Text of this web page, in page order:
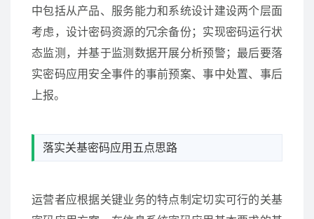
中包括从产品、服务能力和系统设计建设两个层面
考虑，设计密码资源的冗余备份；实现密码运行状
态监测，并基于监测数据开展分析预警；最后要落
实密码应用安全事件的事前预案、事中处置、事后
上报。
落实关基密码应用五点思路
运营者应根据关键业务的特点制定切实可行的关基